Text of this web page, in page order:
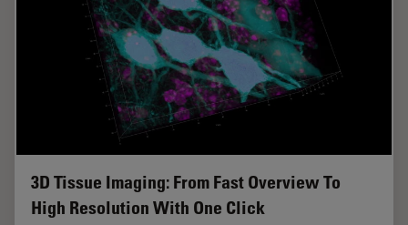
3D Tissue Imaging: From Fast Overview To
High Resolution With One Click